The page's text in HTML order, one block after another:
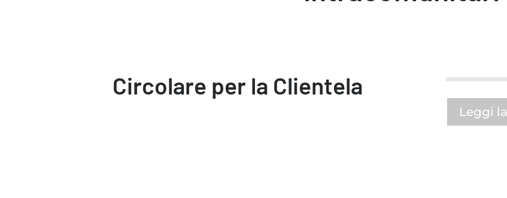
Circolare per la Clientela
Leggi